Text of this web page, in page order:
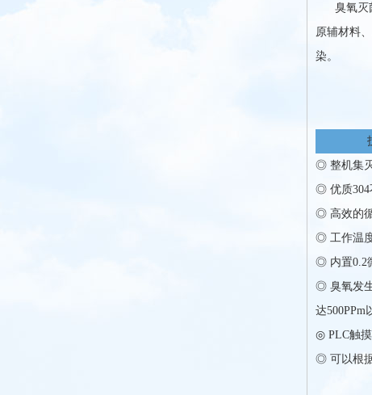
臭氧灭菌
原辅材料
染。
◎ 整机集
◎ 优质304
◎ 高效的
◎ 工作温
◎ 内置0.2
◎ 臭氧发
达500PPm
◎ PLC触摸
◎ 可以根